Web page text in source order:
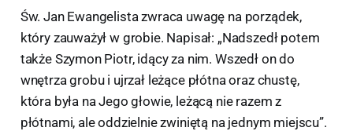
Św. Jan Ewangelista zwraca uwagę na porządek,
który zauważył w grobie. Napisał: „Nadszedł potem
także Szymon Piotr, idący za nim. Wszedł on do
wnętrza grobu i ujrzał leżące płótna oraz chustę,
która była na Jego głowie, leżącą nie razem z
płótnami, ale oddzielnie zwiniętą na jednym miejscu”.